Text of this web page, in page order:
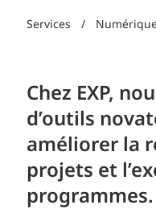
Services /
Chez EXP,
d’outils
améliorer la
projets et
programmes.